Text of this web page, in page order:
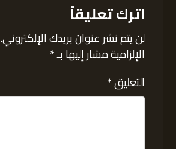
اترك تعليقاً
لن يتم نشر عنوان بريدك الإلكتروني.
الإلزامية مشار إليها بـ*
التعليق*